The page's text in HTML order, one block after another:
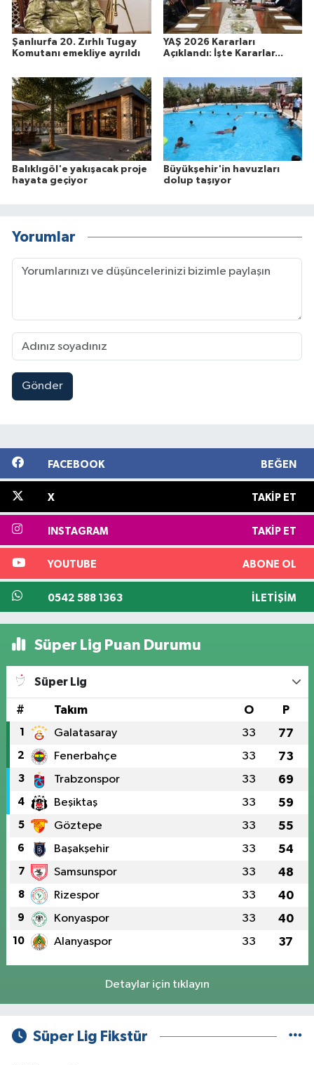
Şanlıurfa 20. Zırhlı Tugay
Komutanı emekliye ayrıldı
YAŞ 2026 Kararları
Açıklandı: İşte Kararlar...
Balıklıgöl'e yakışacak proje
hayata geçiyor
Büyükşehir'in havuzları
dolup taşıyor
Yorumlar
Gönder
FACEBOOK BEĞEN
X TAKIP ET
INSTAGRAM TAKIP ET
YOUTUBE ABONE OL
0542 588 1363 İLETIŞIM
Süper Lig Puan Durumu
Süper Lig
# Takım O P
1 Galatasaray 33 77
2 Fenerbahçe 33 73
3 Trabzonspor 33 69
4 Beşiktaş 33 59
5 Göztepe 33 55
6 Başakşehir 33 54
7 Samsunspor 33 48
8 Rizespor 33 40
9 Konyaspor 33 40
10 Alanyaspor 33 37
Detaylar için tıklayın
Süper Lig Fikstür